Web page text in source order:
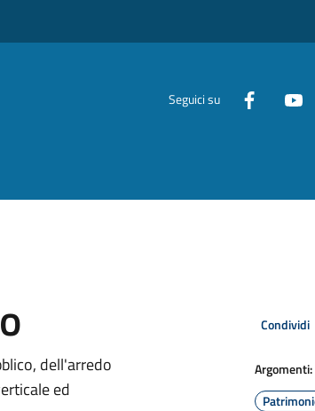
Seguici su
dell'arredo
ed
Condividi
Argomenti: